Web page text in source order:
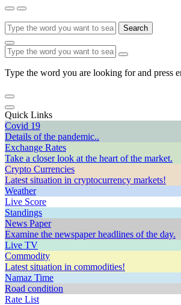
Search
Type the word you are looking for and press
Quick Links
Covid 19
Details of the pandemic..
Exchange Rates
Take a closer look at the heart of the market.
Crypto Currencies
Latest situation in cryptocurrency markets!
Weather
Live Score
Standings
News Paper
Examine the newspaper headlines of the day.
Live TV
Commodity
Latest situation in commodities!
Namaz Time
Road condition
Rate List